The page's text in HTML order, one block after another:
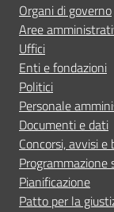
Organi di governo
Aree
Uffici
Enti e fondazioni
Politici
Personale
Documenti e dati
Concorsi, avvisi e
Pianificazione
Patto per la